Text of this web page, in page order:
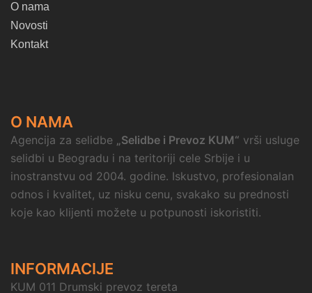
O nama
Novosti
Kontakt
O NAMA
Agencija za selidbe „Selidbe i Prevoz KUM“ vrši usluge
selidbi u Beogradu i na teritoriji cele Srbije i u
inostranstvu od 2004. godine. Iskustvo, profesionalan
odnos i kvalitet, uz nisku cenu, svakako su prednosti
koje kao klijenti možete u potpunosti iskoristiti.
INFORMACIJE
KUM 011 Drumski prevoz tereta